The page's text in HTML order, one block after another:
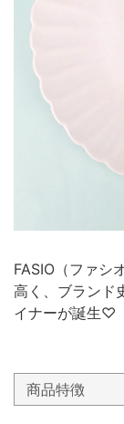
FASIO（ファシ
高く、ブランド
イナーが誕生♡
商品特徴